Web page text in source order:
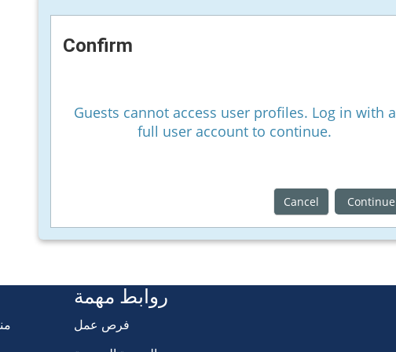
Confirm
Guests cannot access user profiles. Log in with a
full user account to continue.
Cancel Continue
روابط مهمة
فرص عمل